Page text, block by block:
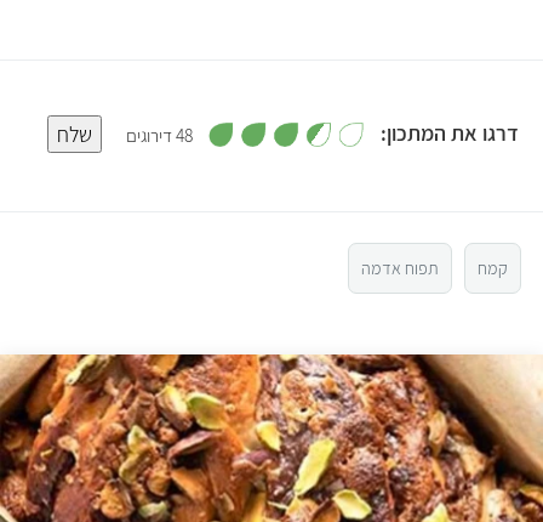
דרגו את המתכון:
3
2
1
48 דירוגים 3 שלח
קמח תפוח אדמה